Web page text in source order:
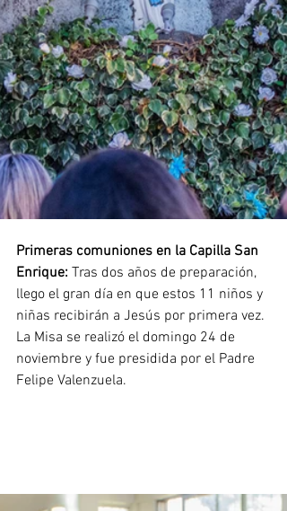
Primeras comuniones en la Capilla San
Enrique: Tras dos años de preparación,
llego el gran día en que estos 11 niños y
niñas recibirán a Jesús por primera vez.
La Misa se realizó el domingo 24 de
noviembre y fue presidida por el Padre
Felipe Valenzuela.